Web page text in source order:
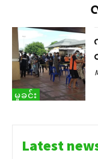
မှုခင်း
Latest